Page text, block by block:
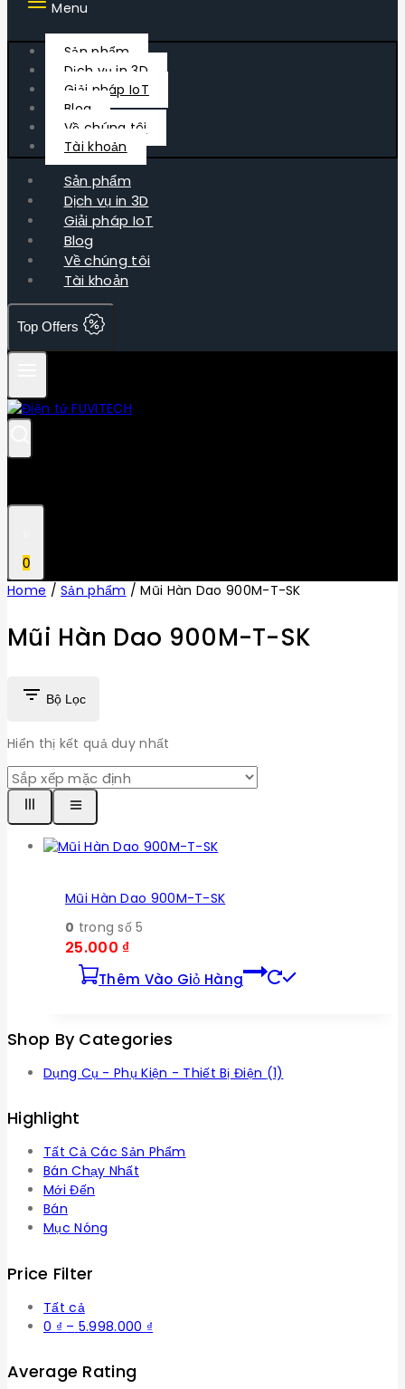
Menu
Sản phẩm
Dịch vụ in 3D
Giải pháp IoT
Blog
Về chúng tôi
Tài khoản
Sản phẩm
Dịch vụ in 3D
Giải pháp IoT
Blog
Về chúng tôi
Tài khoản
Top Offers
0
Home / Sản phẩm / Mũi Hàn Dao 900M-T-SK
Mũi Hàn Dao 900M-T-SK
Bộ Lọc
Hiển thị kết quả duy nhất
Mũi Hàn Dao 900M-T-SK
0 trong số 5
25.000 ₫
Thêm Vào Giỏ Hàng
Shop By Categories
Dụng Cụ - Phụ Kiện - Thiết Bị Điện (1)
Highlight
Tất Cả Các Sản Phẩm
Bán Chạy Nhất
Mới Đến
Bán
Mục Nóng
Price Filter
Tất cả
0 ₫ – 5.998.000 ₫
Average Rating